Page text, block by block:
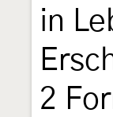
in
2